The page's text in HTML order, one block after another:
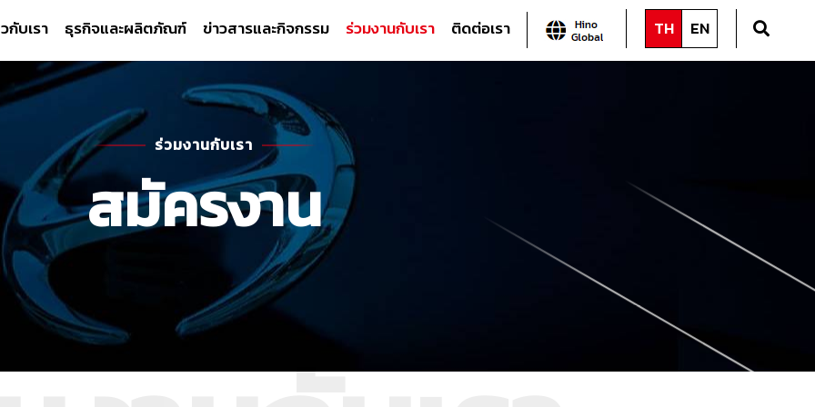
กับเรา ธุรกิจและผลิตภัณฑ์ ข่าวสารและกิจกรรม ร่วมงานกับเรา ติดต่อเรา TH EN
ร่วมงานกับเรา
สมัครงาน